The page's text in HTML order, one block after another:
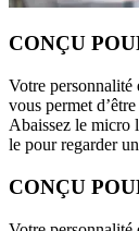
CONÇU
Votre personnalité
vous permet
Abaissez le micro
le pour regarder
CONÇU